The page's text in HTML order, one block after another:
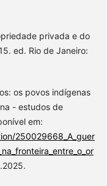
privada e do
ed. Rio de Janeiro:
os povos indígenas
- estudos de
em:
250029668_A_guer